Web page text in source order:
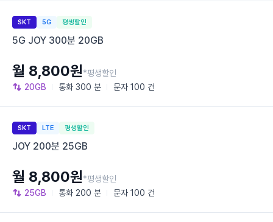
SKT 5G 평생할인
5G JOY 300분 20GB
20GB 통화 300 분 문자 100 건
월 8,800원*평생할인
SKT LTE 평생할인
JOY 200분 25GB
25GB 통화 200 분 문자 100 건
월 8,800원*평생할인